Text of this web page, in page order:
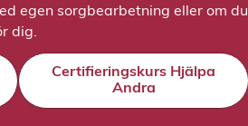
egen sorgbearbetning eller om du
dig.
Certifieringskurs Hjälpa
Andra